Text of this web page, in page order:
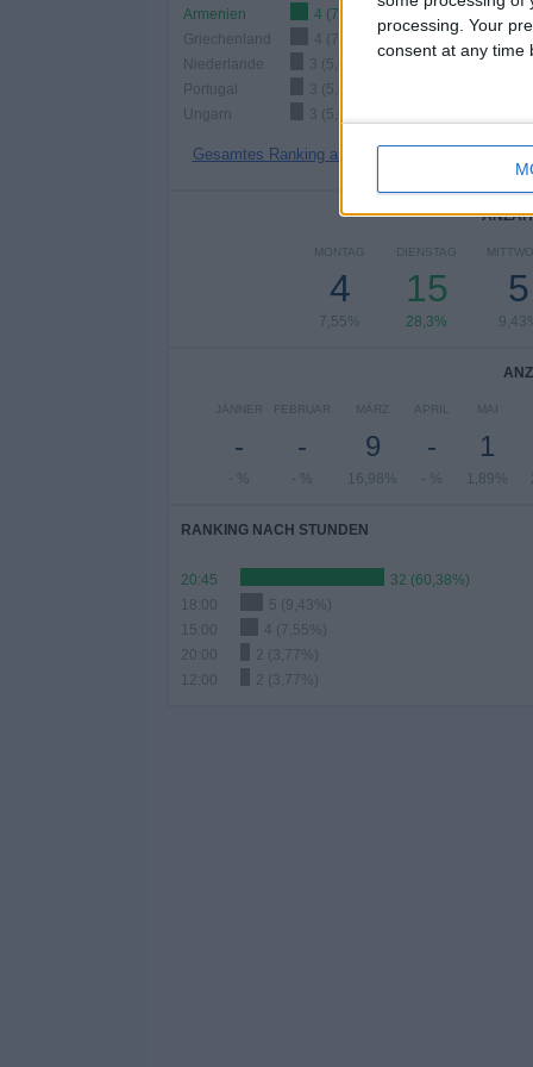
processing. Your
consent at any time
Armenien
4 (7,55%)
Griechenland
4 (7,55%)
Niederlande
3 (5,66%)
Portugal
3 (5,66%)
Ungarn
3 (5,66%)
Gesamtes Ranking anzeigen
MONTAG
4
7,55%
DIENSTAG
15
28,3%
5
JÄNNER
-
- %
FEBRUAR
-
- %
MÄRZ
9
16,98%
APRIL
-
- %
MAI
1
1,89%
RANKING NACH STUNDEN
20:45
32 (60,38%)
18:00
5 (9,43%)
15:00
4 (7,55%)
20:00
2 (3,77%)
12:00
2 (3,77%)